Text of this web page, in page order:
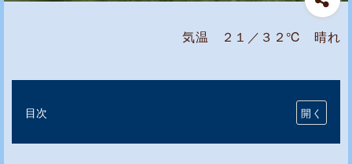
気温 ２１／３２℃ 晴れ
目次